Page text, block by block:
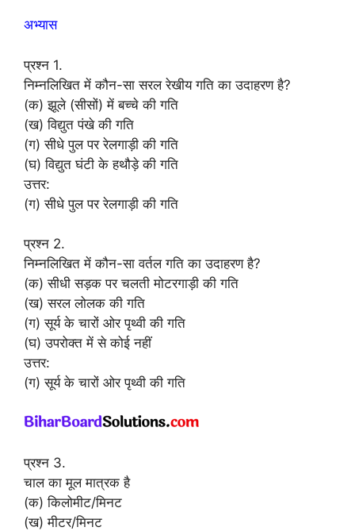
अभ्यास
प्रश्न 1.
निम्नलिखित में कौन-सा सरल रेखीय गति का उदाहरण है?
(क) झूले (सीसों) में बच्चे की गति
(ख) विद्युत पंखे की गति
(ग) सीधे पुल पर रेलगाड़ी की गति
(घ) विद्युत घंटी के हथौड़े की गति
उत्तर:
(ग) सीधे पुल पर रेलगाड़ी की गति
प्रश्न 2.
निम्नलिखित में कौन-सा वर्तल गति का उदाहरण है?
(क) सीधी सड़क पर चलती मोटरगाड़ी की गति
(ख) सरल लोलक की गति
(ग) सूर्य के चारों ओर पृथ्वी की गति
(घ) उपरोक्त में से कोई नहीं
उत्तर:
(ग) सूर्य के चारों ओर पृथ्वी की गति
प्रश्न 3.
चाल का मूल मात्रक है
(क) किलोमीट/मिनट
(ख) मीटर/मिनट